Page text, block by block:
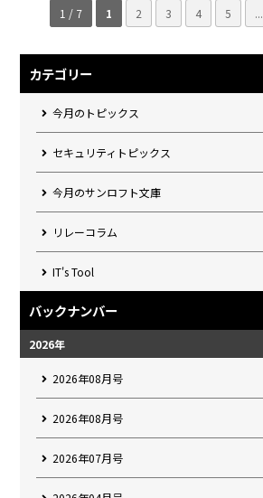
1 / 7 1 2 3 4 5 ...
カテゴリー
今月のトピックス
セキュリティトピックス
今月のサンロフト文庫
リレーコラム
IT's Tool
バックナンバー
2026年
2026年08月号
2026年08月号
2026年07月号